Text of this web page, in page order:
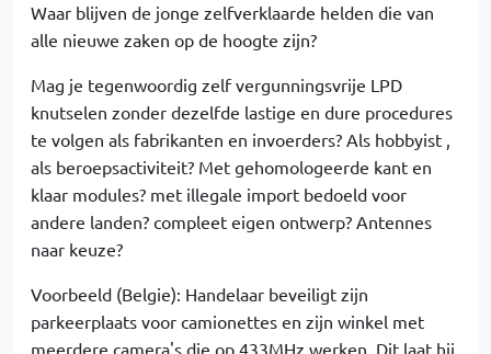
Waar blijven de jonge zelfverklaarde helden die van
alle nieuwe zaken op de hoogte zijn?
Mag je tegenwoordig zelf vergunningsvrije LPD
knutselen zonder dezelfde lastige en dure procedures
te volgen als fabrikanten en invoerders? Als hobbyist ,
als beroepsactiviteit? Met gehomologeerde kant en
klaar modules? met illegale import bedoeld voor
andere landen? compleet eigen ontwerp? Antennes
naar keuze?
Voorbeeld (Belgie): Handelaar beveiligt zijn
parkeerplaats voor camionettes en zijn winkel met
meerdere camera's die op 433MHz werken. Dit laat hij